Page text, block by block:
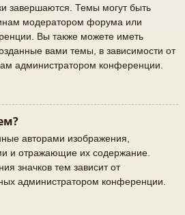
завершаются. Темы могут быть
модератором форума или
Вы также можете иметь
вами темы, в зависимости от
администратором конференции.
авторами изображения,
и отражающие их содержание.
значков тем зависит от
администратором конференции.